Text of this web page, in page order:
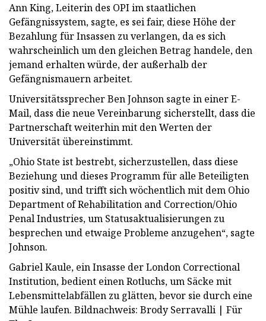
Ann King, Leiterin des OPI im staatlichen
Gefängnissystem, sagte, es sei fair, diese Höhe der
Bezahlung für Insassen zu verlangen, da es sich
wahrscheinlich um den gleichen Betrag handele, den
jemand erhalten würde, der außerhalb der
Gefängnismauern arbeitet.
Universitätssprecher Ben Johnson sagte in einer E-
Mail, dass die neue Vereinbarung sicherstellt, dass die
Partnerschaft weiterhin mit den Werten der
Universität übereinstimmt.
„Ohio State ist bestrebt, sicherzustellen, dass diese
Beziehung und dieses Programm für alle Beteiligten
positiv sind, und trifft sich wöchentlich mit dem Ohio
Department of Rehabilitation and Correction/Ohio
Penal Industries, um Statusaktualisierungen zu
besprechen und etwaige Probleme anzugehen“, sagte
Johnson.
Gabriel Kaule, ein Insasse der London Correctional
Institution, bedient einen Rotluchs, um Säcke mit
Lebensmittelabfällen zu glätten, bevor sie durch eine
Mühle laufen. Bildnachweis: Brody Serravalli | Für